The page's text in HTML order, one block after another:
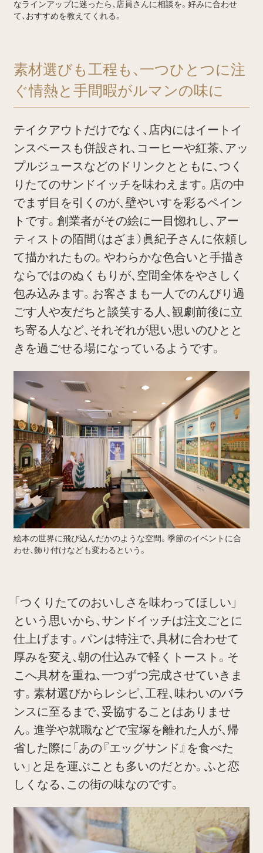
なラインアップに迷ったら、店員さんに相談を。好みに合わせ
て、おすすめを教えてくれる。
素材選びも工程も、一つひとつに注
ぐ情熱と手間暇がルマンの味に
テイクアウトだけでなく、店内にはイートイ
ンスペースも併設され、コーヒーや紅茶、アッ
プルジュースなどのドリンクとともに、つく
りたてのサンドイッチを味わえます。店の中
でまず目を引くのが、壁やいすを彩るペイン
トです。創業者がその絵に一目惚れし、アー
ティストの陌間（はざま）眞紀子さんに依頼し
て描かれたもの。やわらかな色合いと手描き
ならではのぬくもりが、空間全体をやさしく
包み込みます。お客さまも一人でのんびり過
ごす人や友だちと談笑する人、観劇前後に立
ち寄る人など、それぞれが思い思いのひとと
きを過ごせる場になっているようです。
絵本の世界に飛び込んだかのような空間。季節のイベントに合
わせ、飾り付けなども変わるという。
「つくりたてのおいしさを味わってほしい」
という思いから、サンドイッチは注文ごとに
仕上げます。パンは特注で、具材に合わせて
厚みを変え、朝の仕込みで軽くトースト。そ
こへ具材を重ね、一つずつ完成させていきま
す。素材選びからレシピ、工程、味わいのバラ
ンスに至るまで、妥協することはありませ
ん。進学や就職などで宝塚を離れた人が、帰
省した際に「あの『エッグサンド』を食べた
い」と足を運ぶことも多いのだとか。ふと恋
しくなる、この街の味なのです。